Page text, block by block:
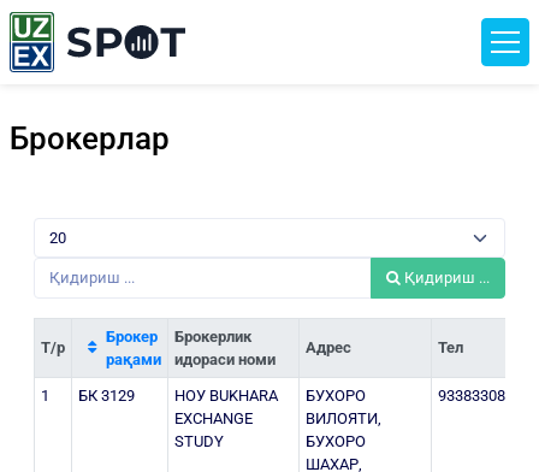
Брокерлар
Қидириш ...
Т/р
Брокер
рақами
Брокерлик
идораси номи
Адрес Тел
1 БК 3129
НОУ BUKHARA
EXCHANGE
STUDY
БУХОРО
ВИЛОЯТИ,
БУХОРО
ШАХАР,
933833085